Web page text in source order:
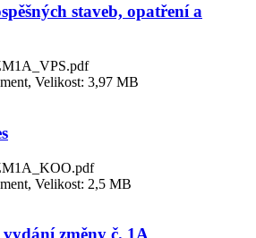
staveb, opatření a
Velikost: 3,97 MB
Velikost: 2,5 MB